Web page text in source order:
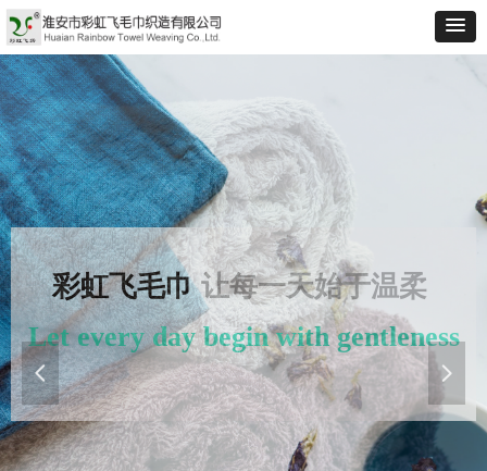
GOOD TOWEL, GOOD LIFE
好毛巾，好生活
넳 넲